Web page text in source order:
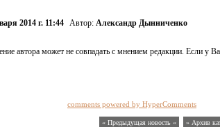
2014 г. 11:44 Автор: Александр Дынниченко
автора может не совпадать с мнением редакции. Если у
comments powered by HyperComments
« Предыдущая новость « » Архив